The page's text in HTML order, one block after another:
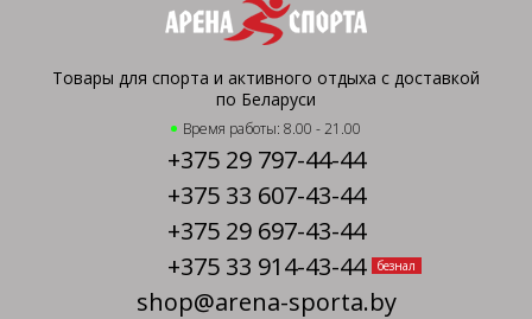
Товары для спорта и активного отдыха с доставкой
по Беларуси
Время работы: 8.00 - 21.00
+375 29 797-44-44
+375 33 607-43-44
+375 29 697-43-44
+375 33 914-43-44
безнал
shop@arena-sporta.by